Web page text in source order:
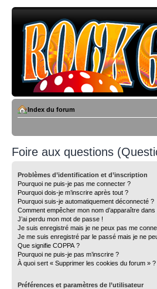
Index du forum
Foire aux questions
Problèmes d’identification et d’inscription
Pourquoi ne puis-je pas me connecter ?
Pourquoi dois-je m’inscrire après tout ?
Pourquoi suis-je automatiquement déconnecté ?
Comment empêcher mon nom d’apparaître
J’ai perdu mon mot de passe !
Je suis enregistré mais je ne peux pas me
Je me suis enregistré par le passé mais je ne
Que signifie COPPA ?
Pourquoi ne puis-je pas m’inscrire ?
À quoi sert « Supprimer les cookies du forum » ?
Préférences et paramètres de l’utilisateur